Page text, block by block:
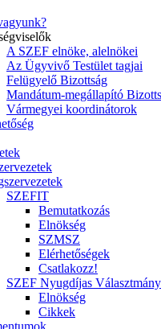
A SZEF elnöke, alelnökei
Az Ügyvivő Testület tagjai
Felügyelő Bizottság
Mandátum-megállapító
Vármegyei koordinátorok
SZEFIT
Bemutatkozás
Elnökség
SZMSZ
Elérhetőségek
Csatlakozz!
SZEF Nyugdíjas
Elnökség
Cikkek